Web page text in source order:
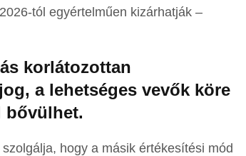
tól egyértelműen kizárhatják –
korlátozottan
a lehetséges vevők köre
bővülhet.
hogy a másik értékesítési mód